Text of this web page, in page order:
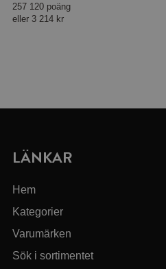
257 120 poäng
eller 3 214 kr
LÄNKAR
Hem
Kategorier
Varumärken
Sök i sortimentet